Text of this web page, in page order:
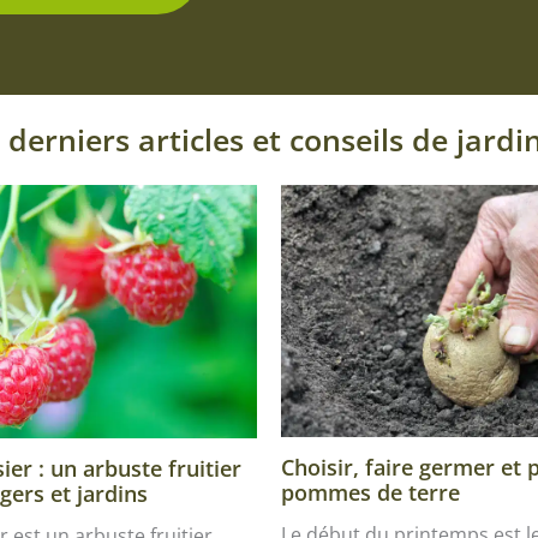
derniers articles et conseils de
: un arbuste fruitier
et jardins
Choisir, faire germer et
pommes de terre